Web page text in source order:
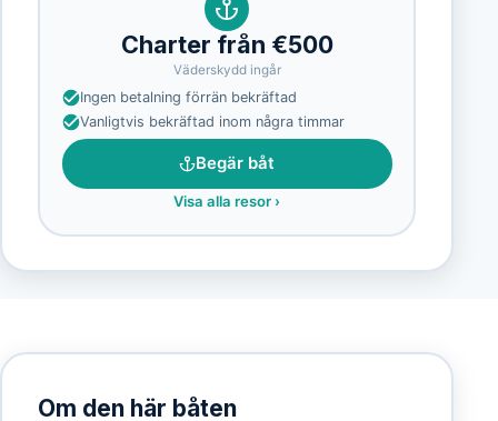
Charter från €500
Väderskydd ingår
Ingen betalning förrän bekräftad
Vanligtvis bekräftad inom några timmar
Begär båt
Visa alla resor ›
Om den här båten